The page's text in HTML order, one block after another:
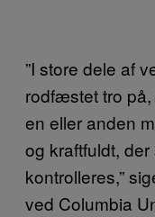
”I store dele af
rodfæstet tro
en eller anden
og kraftfuldt,
kontrolleres,”
ved Columbia